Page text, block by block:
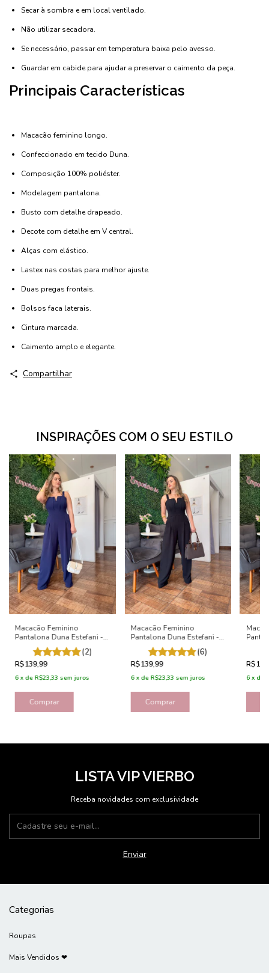
Secar à sombra e em local ventilado.
Não utilizar secadora.
Se necessário, passar em temperatura baixa pelo avesso.
Guardar em cabide para ajudar a preservar o caimento da peça.
Principais Características
Macacão feminino longo.
Confeccionado em tecido Duna.
Composição 100% poliéster.
Modelagem pantalona.
Busto com detalhe drapeado.
Decote com detalhe em V central.
Alças com elástico.
Lastex nas costas para melhor ajuste.
Duas pregas frontais.
Bolsos faca laterais.
Cintura marcada.
Caimento amplo e elegante.
Compartilhar
INSPIRAÇÕES COM O SEU ESTILO
Macacão Feminino
Pantalona Duna Estefani -
Azul Marinho
(2)
R$139,99
6 x de R$23,33 sem juros
Comprar
Macacão Feminino
Pantalona Duna Estefani -
(6)
R$139,99
6 x de R$23,33 sem juros
Comprar
6 x de
LISTA VIP VIERBO
Receba novidades com exclusividade
Categorias
Roupas
Mais Vendidos ❤